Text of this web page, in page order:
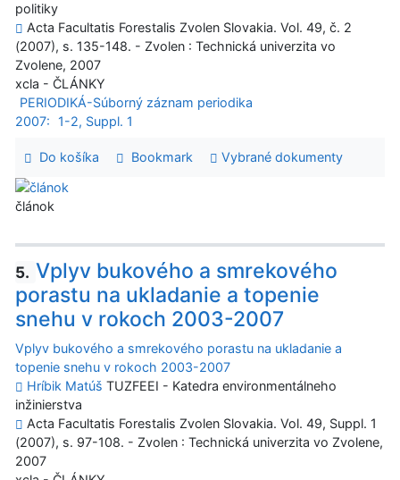
politiky
Acta Facultatis Forestalis Zvolen Slovakia. Vol. 49, č. 2
(2007), s. 135-148. - Zvolen : Technická univerzita vo
Zvolene, 2007
xcla - ČLÁNKY
PERIODIKÁ-Súborný záznam periodika
2007:
1-2, Suppl. 1
Do košíka Bookmark Vybrané dokumenty
článok
5. Vplyv bukového a smrekového
porastu na ukladanie a topenie
snehu v rokoch 2003-2007
Vplyv bukového a smrekového porastu na ukladanie a
topenie snehu v rokoch 2003-2007
Hríbik Matúš TUZFEEI - Katedra environmentálneho
inžinierstva
Acta Facultatis Forestalis Zvolen Slovakia. Vol. 49, Suppl. 1
(2007), s. 97-108. - Zvolen : Technická univerzita vo Zvolene,
2007